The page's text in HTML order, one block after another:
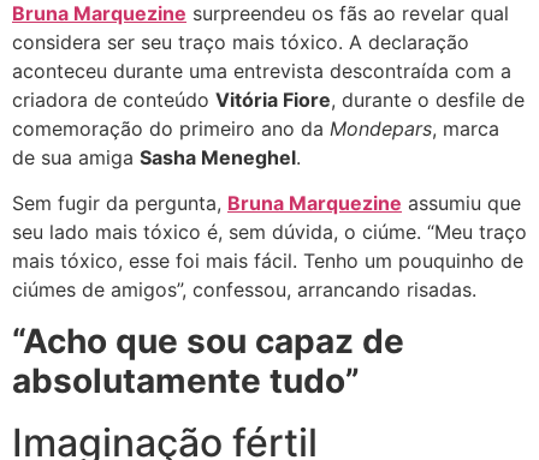
Bruna Marquezine surpreendeu os fãs ao revelar qual
considera ser seu traço mais tóxico. A declaração
aconteceu durante uma entrevista descontraída com a
criadora de conteúdo Vitória Fiore, durante o desfile de
comemoração do primeiro ano da Mondepars, marca
de sua amiga Sasha Meneghel.
Sem fugir da pergunta, Bruna Marquezine assumiu que
seu lado mais tóxico é, sem dúvida, o ciúme. “Meu traço
mais tóxico, esse foi mais fácil. Tenho um pouquinho de
ciúmes de amigos”, confessou, arrancando risadas.
“Acho que sou capaz de
absolutamente tudo”
Imaginação fértil